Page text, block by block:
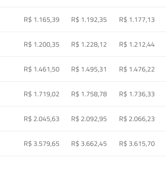
R$ 1.165,39 R$ 1.192,35 R$ 1.177,13
R$ 1.200,35 R$ 1.228,12 R$ 1.212,44
R$ 1.461,50 R$ 1.495,31 R$ 1.476,22
R$ 1.719,02 R$ 1.758,78 R$ 1.736,33
R$ 2.045,63 R$ 2.092,95 R$ 2.066,23
R$ 3.579,65 R$ 3.662,45 R$ 3.615,70